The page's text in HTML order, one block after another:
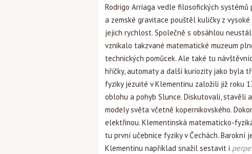
Rodrigo Arriaga vedle filosofických
a zemské gravitace pouštěl kuličky z
jejich rychlost. Společně s obsáhlou
vznikalo takzvané matematické muzeum
technických pomůcek. Ale také tu
hříčky, automaty a další kuriozity jako byla
fyziky jezuité v Klementinu založili již roku
oblohu a pohyb Slunce. Diskutovali, stavěli
modely světa včetně kopernikovského.
elektřinou. Klementinská matematicko-
tu první učebnice fyziky v Čechách.
Klementinu například snažil sestavit i